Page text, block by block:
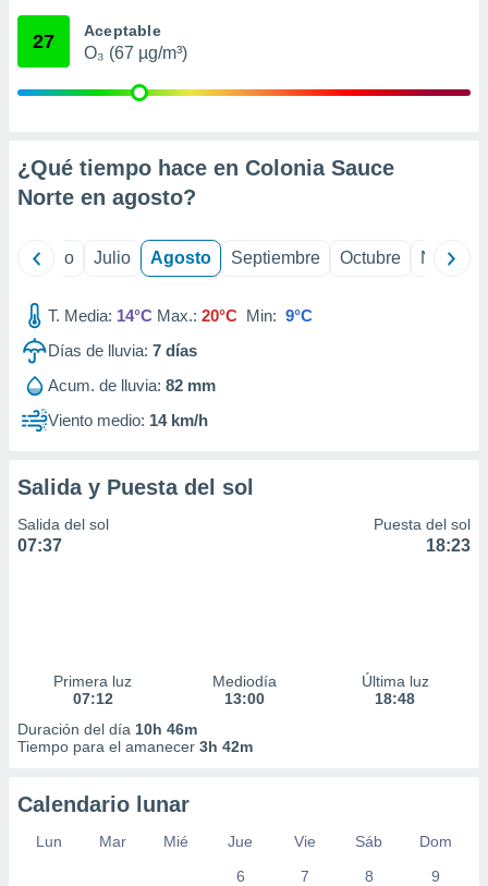
mediante
publicidad
1199
27 Aceptable
O₃ (67 µg/m³)
¿Qué tiempo hace en Colonia Sauce
Norte en agosto?
Junio Julio Agosto Septiembre Octubre
T. Media: 14°C Max.: 20°C Min: 9°C
Días de lluvia: 7 días
Acum. de lluvia: 82 mm
Viento medio: 14 km/h
Salida y Puesta del sol
Salida del sol
07:37
Puesta del sol
18:23
Primera luz
07:12
Mediodía
13:00
Última luz
18:48
Duración del día 10h 46m
Tiempo para el amanecer 3h 42m
Calendario lunar
Lun Mar Mié Jue Vie Sáb
Dom
6
7 8 9